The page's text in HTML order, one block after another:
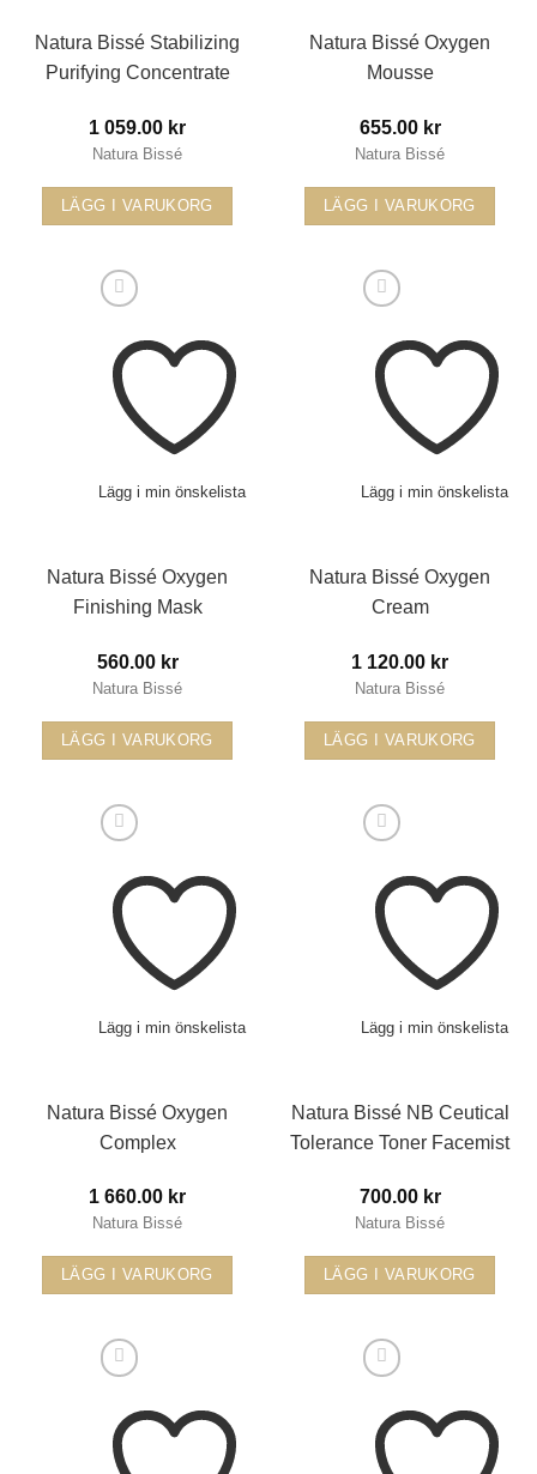
Natura Bissé Stabilizing
Purifying Concentrate
1 059.00 kr
Natura Bissé
LÄGG I VARUKORG
Natura Bissé Oxygen
Mousse
655.00 kr
Natura Bissé
LÄGG I VARUKORG
Lägg i min önskelista
Natura Bissé Oxygen
Finishing Mask
560.00 kr
Natura Bissé
LÄGG I VARUKORG
Lägg i min önskelista
Natura Bissé Oxygen
Cream
1 120.00 kr
Natura Bissé
LÄGG I VARUKORG
Lägg i min önskelista
Natura Bissé Oxygen
Complex
1 660.00 kr
Natura Bissé
LÄGG I VARUKORG
Lägg i min önskelista
Natura Bissé NB Ceutical
Tolerance Toner Facemist
700.00 kr
Natura Bissé
LÄGG I VARUKORG